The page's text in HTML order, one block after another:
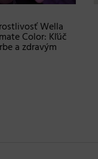
Wella
Color: Kľúč
a zdravým